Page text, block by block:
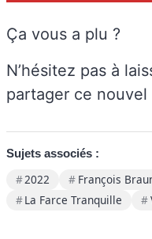
Ça vous a plu ?
N’hésitez pas à
partager ce nouvel
Sujets associés :
2022 François
La Farce Tranquille